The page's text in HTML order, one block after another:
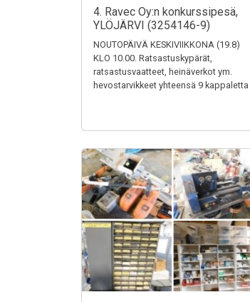
4. Ravec Oy:n konkurssipesä,
YLÖJÄRVI (3254146-9)
NOUTOPÄIVÄ KESKIVIIKKONA (19.8)
KLO 10.00. Ratsastuskypärät,
ratsastusvaatteet, heinäverkot ym.
hevostarvikkeet yhteensä 9 kappaletta